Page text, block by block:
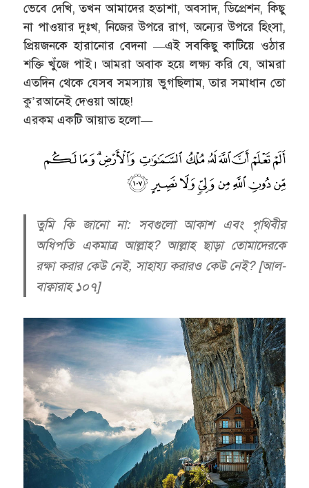
ভেবে দেখি, তখন আমাদের হতাশা, অবসাদ, ডিপ্রেশন, কিছু
না পাওয়ার দুঃখ, নিজের উপরে রাগ, অন্যের উপরে হিংসা,
প্রিয়জনকে হারানোর বেদনা —এই সবকিছু কাটিয়ে ওঠার
শক্তি খুঁজে পাই। আমরা অবাক হয়ে লক্ষ্য করি যে, আমরা
এতদিন থেকে যেসব সমস্যায় ভুগছিলাম, তার সমাধান তো
কু’রআনেই দেওয়া আছে!
এরকম একটি আয়াত হলো—
তুমি কি জানো না: সবগুলো আকাশ এবং পৃথিবীর
অধিপতি একমাত্র আল্লাহ? আল্লাহ ছাড়া তোমাদেরকে
রক্ষা করার কেউ নেই, সাহায্য করারও কেউ নেই? [আল-
বাক্বারাহ ১০৭]